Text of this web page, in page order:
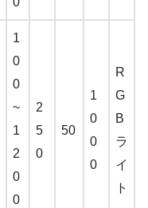
1
0
0
~
1
2
0
0
2
5
0
50
1
0
0
0
R
G
B
ラ
イ
ト